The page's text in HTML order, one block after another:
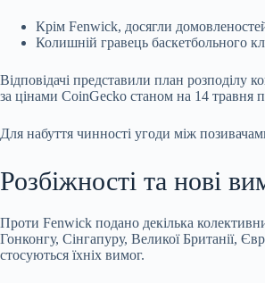
Крім Fenwick, досягли
Колишній гравець баскетбольного
Відповідачі представили план розподілу
за цінами CoinGecko станом на 14 травня
Для набуття чинності угоди між
Розбіжності та нові
Проти Fenwick подано декілька
Гонконгу, Сінгапуру, Великої Британії,
стосуються їхніх вимог.